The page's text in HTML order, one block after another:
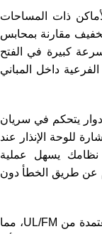
ذات المساحات
مقارنة بمحابس
سرعة كبيرة في الفتح
داخل المباني
يتحكم في سريان
للوحة الإنذار عند
يسهل عملية
عن طريق الخطأ دون
تقدم شركة الجمهورية محابس حريق فراشة معتمدة من UL/FM، مما